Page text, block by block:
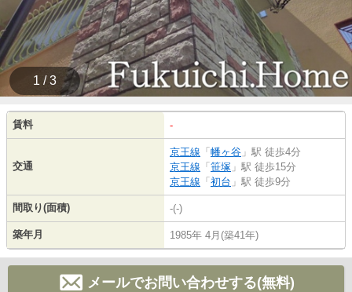
1 / 3
賃料 -
交通
京王線 「 幡ヶ谷 」駅 徒歩4分
京王線 「 笹塚 」駅 徒歩15分
京王線 「 初台 」駅 徒歩9分
間取り(面積) -(-)
築年月 1985年 4月(築41年)
メールでお問い合わせする(無料)